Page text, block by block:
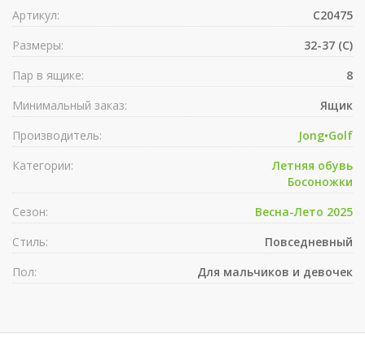
Артикул:
C20475
Размеры:
32-37 (C)
Пар в ящике:
8
Минимальный заказ:
Ящик
Производитель:
Jong•Golf
Категории:
Летняя обувь
Босоножки
Сезон:
Весна-Лето 2025
Стиль:
Повседневный
Пол:
Для мальчиков и девочек